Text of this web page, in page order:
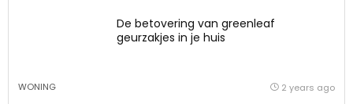
De betovering van greenleaf
geurzakjes in je huis
WONING 2 years ago